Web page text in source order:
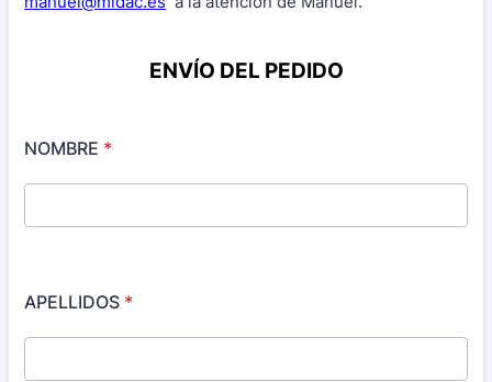
ENVÍO DEL PEDIDO
NOMBRE *
APELLIDOS *